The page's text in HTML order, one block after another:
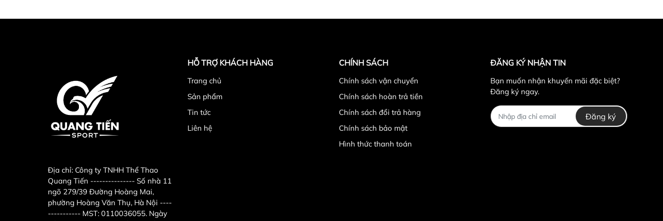
Địa chỉ: Công ty TNHH Thể Thao
Quang Tiến --------------- Số nhà 11
ngõ 279/39 Đường Hoàng Mai,
phường Hoàng Văn Thụ, Hà Nội ----
----------- MST: 0110036055. Ngày
HỖ TRỢ KHÁCH HÀNG
Trang chủ
Sản phẩm
Tin tức
Liên hệ
CHÍNH SÁCH
Chính sách vận chuyển
Chính sách hoàn trả tiền
Chính sách đổi trả hàng
Chính sách bảo mật
Hình thức thanh toán
ĐĂNG KÝ NHẬN TIN
Bạn muốn nhận khuyến mãi đặc biệt?
Đăng ký ngay.
Đăng ký